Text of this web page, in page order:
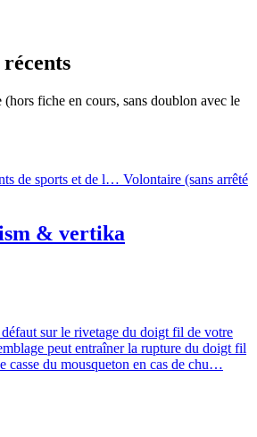
(hors fiche en cours, sans doublon avec le
de sports et de l… Volontaire (sans arrêté
& vertika
sur le rivetage du doigt fil de votre
peut entraîner la rupture du doigt fil
casse du mousqueton en cas de chu…